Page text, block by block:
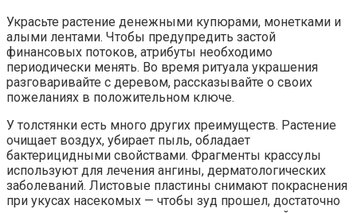
Украсьте растение денежными купюрами, монетками и
алыми лентами. Чтобы предупредить застой
финансовых потоков, атрибуты необходимо
периодически менять. Во время ритуала украшения
разговаривайте с деревом, рассказывайте о своих
пожеланиях в положительном ключе.
У толстянки есть много других преимуществ. Растение
очищает воздух, убирает пыль, обладает
бактерицидными свойствами. Фрагменты крассулы
используют для лечения ангины, дерматологических
заболеваний. Листовые пластины снимают покраснения
при укусах насекомых — чтобы зуд прошел, достаточно